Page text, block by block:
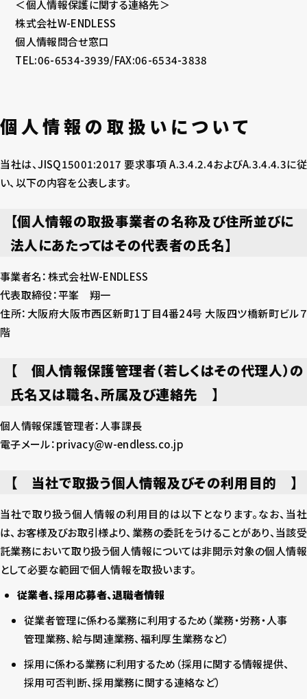
＜個人情報保護に関する連絡先＞
株式会社W-ENDLESS
個人情報問合せ窓口
TEL:06-6534-3939/FAX:06-6534-3838
個人情報の取扱いについて
当社は、JISQ15001:2017 要求事項 A.3.4.2.4およびA.3.4.4.3に従
い、以下の内容を公表します。
【個人情報の取扱事業者の名称及び住所並びに
法人にあたってはその代表者の氏名】
事業者名：株式会社W-ENDLESS
代表取締役：平峯 翔一
住所：大阪府大阪市西区新町1丁目4番24号 大阪四ツ橋新町ビル７
階
【 個人情報保護管理者（若しくはその代理人）の
氏名又は職名、所属及び連絡先 】
個人情報保護管理者：人事課長
電子メール：privacy@w-endless.co.jp
【 当社で取扱う個人情報及びその利用目的 】
当社で取り扱う個人情報の利用目的は以下となります。なお、当社
は、お客様及びお取引様より、業務の委託をうけることがあり、当該受
託業務において取り扱う個人情報については非開示対象の個人情報
として必要な範囲で個人情報を取扱います。
従業者、採用応募者、退職者情報
従業者管理に係わる業務に利用するため（業務・労務・人事
管理業務、給与関連業務、福利厚生業務など）
採用に係わる業務に利用するため（採用に関する情報提供、
採用可否判断、採用業務に関する連絡など）